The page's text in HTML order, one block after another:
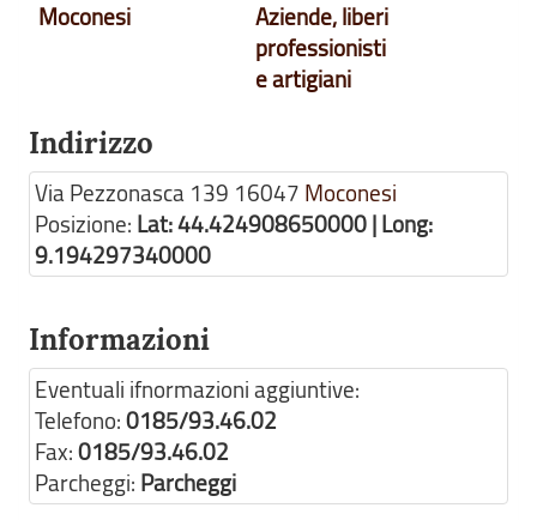
Moconesi
Aziende, liberi
professionisti
e artigiani
Indirizzo
Via Pezzonasca 139 16047 Moconesi
Posizione: Lat: 44.424908650000 | Long:
9.194297340000
Informazioni
Eventuali ifnormazioni aggiuntive:
Telefono:0185/93.46.02
Fax:0185/93.46.02
Parcheggi: Parcheggi